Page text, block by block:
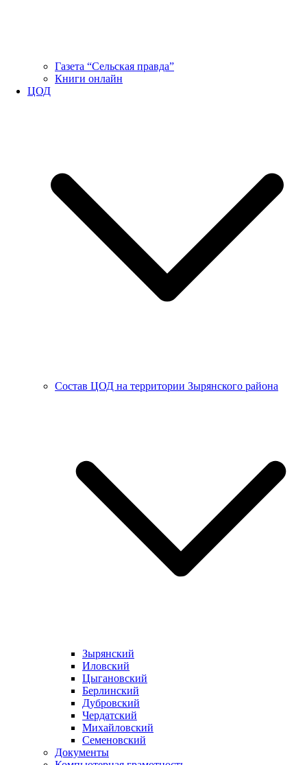
Газета “Сельская правда”
Книги онлайн
ЦОД
Состав ЦОД на территории Зырянского района
Зырянский
Иловский
Цыгановский
Берлинский
Дубровский
Чердатский
Михайловский
Семеновский
Документы